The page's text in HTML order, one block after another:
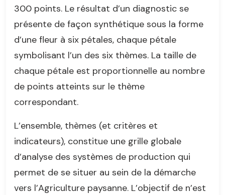
300 points. Le résultat d’un diagnostic se
présente de façon synthétique sous la forme
d’une fleur à six pétales, chaque pétale
symbolisant l’un des six thèmes. La taille de
chaque pétale est proportionnelle au nombre
de points atteints sur le thème
correspondant.
L’ensemble, thèmes (et critères et
indicateurs), constitue une grille globale
d’analyse des systèmes de production qui
permet de se situer au sein de la démarche
vers l’Agriculture paysanne. L’objectif de n’est